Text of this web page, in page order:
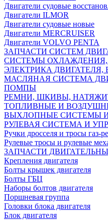
Двигатели судовые
Двигатели ILMOR
Двигатели судовые новые
Двигатели MERCRUISER
Двигатели VOLVO PENTA
ЗАПЧАСТИ СИСТЕМ
СИСТЕМЫ
ЭЛЕКТРИКА ДВИГАТЕЛЯ,
МАСЛЯНАЯ СИСТЕМА
ПОМПЫ
РЕМНИ, ШКИВЫ,
ТОПЛИВНЫЕ И
ВЫХЛОПНЫЕ СИСТЕМЫ
РУЛЕВАЯ СИСТЕМА И
Ручки дросселя и тросы газ-
Рулевые тросы и рулевые
ЗАПЧАСТИ
Крепления двигателя
Болты крышек двигателя
Болты ГБЦ
Наборы болтов двигателя
Поршневая группа
Головки блока двигателя
Блок двигателя